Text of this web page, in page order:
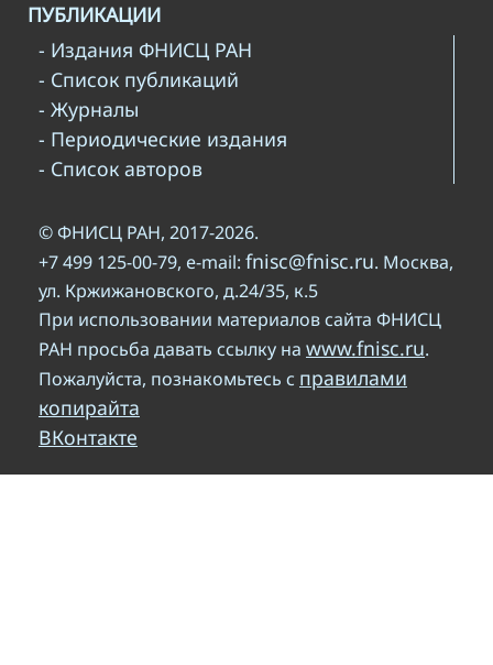
ПУБЛИКАЦИИ
- Издания ФНИСЦ РАН
- Список публикаций
- Журналы
- Периодические издания
- Список авторов
© ФНИСЦ РАН, 2017-2026.
+7 499 125-00-79, e-mail: fnisc@fnisc.ru. Москва,
ул. Кржижановского, д.24/35, к.5
При использовании материалов сайта ФНИСЦ
РАН просьба давать ссылку на www.fnisc.ru.
Пожалуйста, познакомьтесь с правилами
копирайта
ВКонтакте